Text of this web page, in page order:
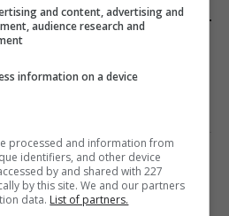
поставит на место
психолог
систем Patriot в
дроны, -
для трех
белая полоса
сделал
о боксерской
and content, advertising and
audience research and
information on a device
processed and information from
identifiers, and other device
by and shared with 227
by this site. We and our partners
data. List of partners.